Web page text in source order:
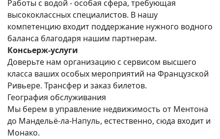
Работы с водой - особая сфера, требующая
высококлассных специалистов. В нашу
компетенцию входит поддержание нужного водного
баланса благодаря нашим партнерам.
Консьерж-услуги
Доверьте нам организацию с сервисом высшего
класса ваших особых мероприятий на Французской
Ривьере. Трансфер и заказ билетов.
География обслуживания
Мы берем в управление недвижимость от Ментона
до Мандельё-ла-Напуль, естественно, сюда входит и
Монако.